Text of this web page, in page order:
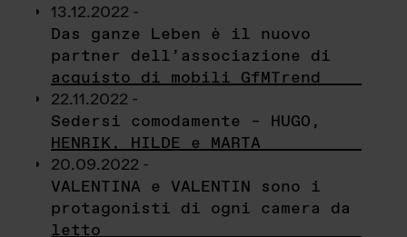
13.12.2022 -
Das ganze Leben è il nuovo
partner dell’associazione di
acquisto di mobili GfMTrend
22.11.2022 -
Sedersi comodamente – HUGO,
HENRIK, HILDE e MARTA
20.09.2022 -
VALENTINA e VALENTIN sono i
protagonisti di ogni camera da
letto